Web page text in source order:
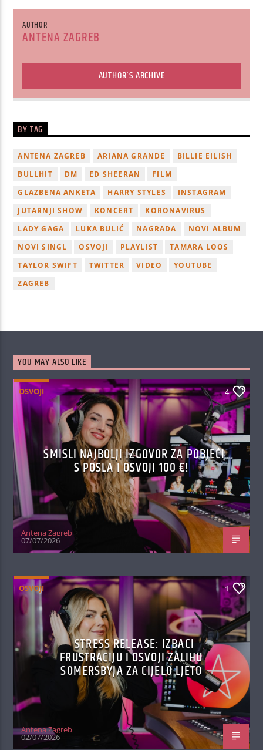
AUTHOR
ANTENA ZAGREB
AUTHOR'S ARCHIVE
BY TAG
ANTENA ZAGREB ARIANA GRANDE
BILLIE EILISH
BULLHIT
DM ED SHEERAN
FILM
GLAZBENA ANKETA
HARRY STYLES
INSTAGRAM
JUTARNJI SHOW
KONCERT
KORONAVIRUS
LADY GAGA
LUKA BULIĆ NAGRADA
NOVI ALBUM
NOVI SINGL
OSVOJI PLAYLIST
TAMARA LOOS
TAYLOR SWIFT
TWITTER VIDEO
YOUTUBE
ZAGREB
YOU MAY ALSO LIKE
OSVOJI 4
SMISLI NAJBOLJI IZGOVOR ZA POBJEĆI
S POSLA I OSVOJI 100 €!
Antena Zagreb
07/07/2026
OSVOJI 1
STRESS RELEASE: IZBACI
FRUSTRACIJU I OSVOJI ZALIHU
SOMERSBYJA ZA CIJELO LJETO
Antena Zagreb
02/07/2026